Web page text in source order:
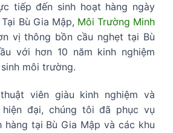
tiếp đến sinh hoạt hàng ngày
Bù Gia Mập, Môi Trường Minh
vị thông bồn cầu nghẹt tại Bù
với hơn 10 năm kinh nghiệm
môi trường.
viên giàu kinh nghiệm và
đại, chúng tôi đã phục vụ
hàng tại Bù Gia Mập và các khu